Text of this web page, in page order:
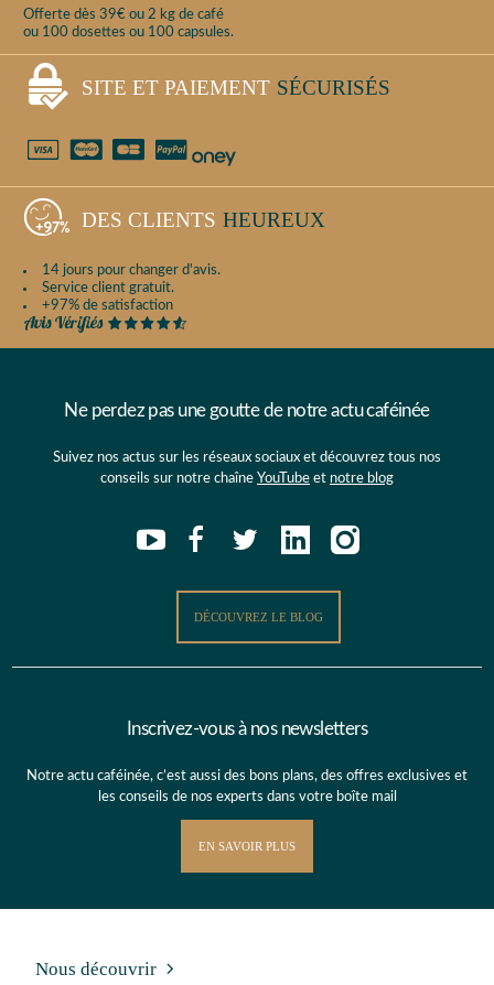
Offerte dès 39€ ou 2 kg de café
ou 100 dosettes ou 100 capsules.
SITE ET PAIEMENT SÉCURISÉS
DES CLIENTS HEUREUX
14 jours pour changer d'avis.
Service client gratuit.
+97% de satisfaction
Ne perdez pas une goutte de notre actu caféinée
Suivez nos actus sur les réseaux sociaux et découvrez tous nos
conseils sur notre chaîne YouTube et notre blog
DÉCOUVREZ LE BLOG
Inscrivez-vous à nos newsletters
Notre actu caféinée, c’est aussi des bons plans, des offres exclusives et
les conseils de nos experts dans votre boîte mail
EN SAVOIR PLUS
Nous découvrir